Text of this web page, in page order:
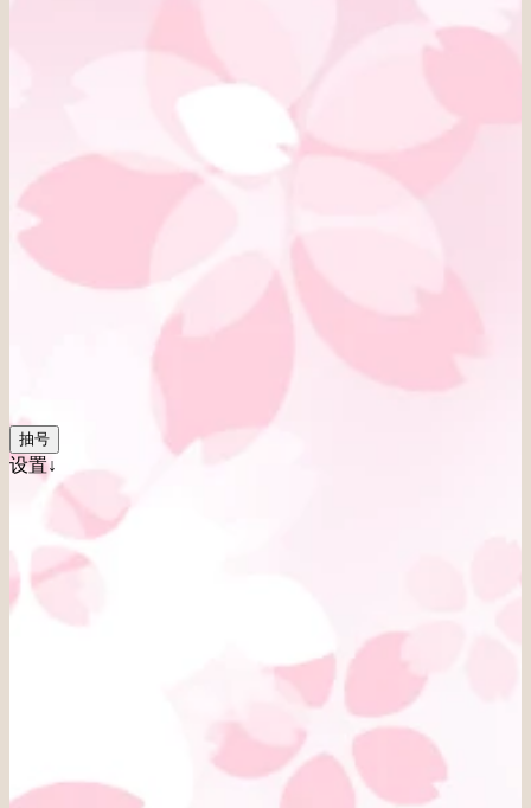
抽号
设置↓